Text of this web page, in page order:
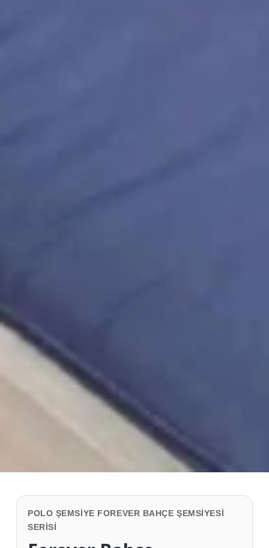
POLO ŞEMSIYE FOREVER BAHÇE ŞEMSIYESI
SERISI